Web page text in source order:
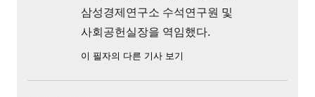
삼성경제연구소 수석연구원 및
사회공헌실장을 역임했다.
이 필자의 다른 기사 보기